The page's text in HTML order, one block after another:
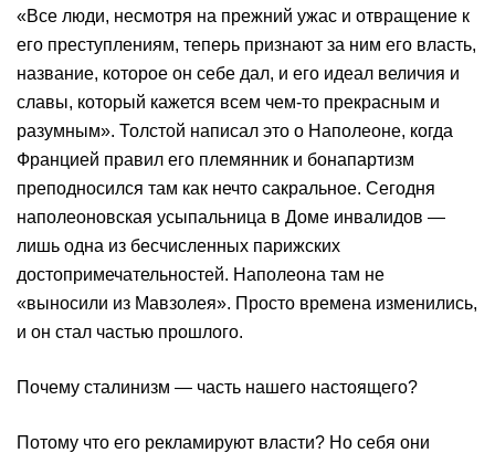
«Все люди, несмотря на прежний ужас и отвращение к
его преступлениям, теперь признают за ним его власть,
название, которое он себе дал, и его идеал величия и
славы, который кажется всем чем-то прекрасным и
разумным». Толстой написал это о Наполеоне, когда
Францией правил его племянник и бонапартизм
преподносился там как нечто сакральное. Сегодня
наполеоновская усыпальница в Доме инвалидов —
лишь одна из бесчисленных парижских
достопримечательностей. Наполеона там не
«выносили из Мавзолея». Просто времена изменились,
и он стал частью прошлого.
Почему сталинизм — часть нашего настоящего?
Потому что его рекламируют власти? Но себя они